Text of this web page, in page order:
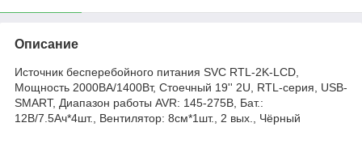
Описание
Источник бесперебойного питания SVC RTL-2K-LCD,
Мощность 2000ВА/1400Вт, Стоечный 19'' 2U, RTL-серия, USB-
SMART, Диапазон работы AVR: 145-275В, Бат.:
12В/7.5Aч*4шт., Вентилятор: 8cм*1шт., 2 вых., Чёрный